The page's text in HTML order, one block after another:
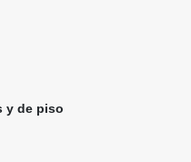
y de piso